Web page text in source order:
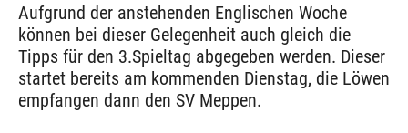
Aufgrund der anstehenden Englischen Woche
können bei dieser Gelegenheit auch gleich die
Tipps für den 3.Spieltag abgegeben werden. Dieser
startet bereits am kommenden Dienstag, die Löwen
empfangen dann den SV Meppen.